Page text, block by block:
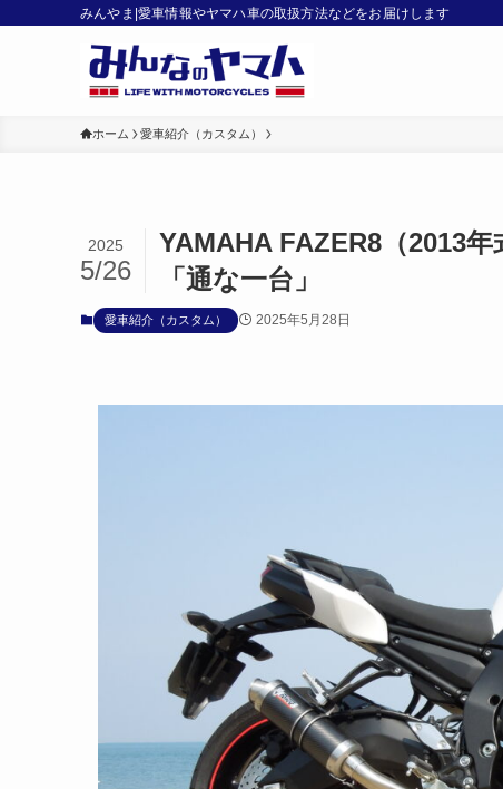
みんやま|愛車情報やヤマハ車の取扱方法などをお届けします
ホーム 愛車紹介（カスタム）
YAMAHA FAZER8（2013
「通な一台」
2025
5/26
愛車紹介（カスタム） 2025年5月28日